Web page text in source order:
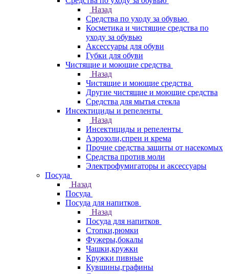
Назад
Средства по уходу за обувью
Косметика и чистящие средства по
уходу за обувью
Аксессуары для обуви
Губки для обуви
Чистящие и моющие средства
Назад
Чистящие и моющие средства
Другие чистящие и моющие средства
Средства для мытья стекла
Инсектициды и репеленты
Назад
Инсектициды и репеленты
Аэрозоли,спреи и крема
Прочие средства защиты от насекомых
Средства против моли
Электрофумигаторы и аксессуары
Посуда
Назад
Посуда
Посуда для напитков
Назад
Посуда для напитков
Стопки,рюмки
Фужеры,бокалы
Чашки,кружки
Кружки пивные
Кувшины,графины